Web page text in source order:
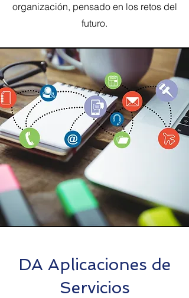
organización, pensado en los retos del
futuro.
DA Aplicaciones de
Servicios